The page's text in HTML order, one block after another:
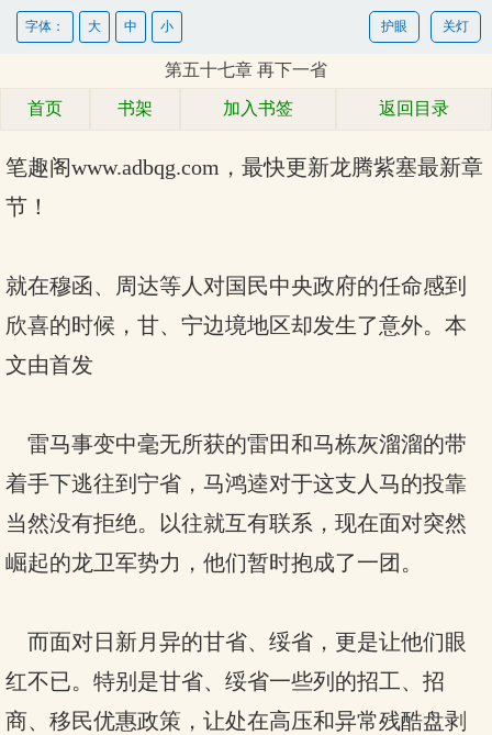
关灯
护眼
字体： 大 中 小
第五十七章 再下一省
首页 书架 加入书签 返回目录
笔趣阁www.adbqg.com，最快更新龙腾紫塞最新章
节！
就在穆函、周达等人对国民中央政府的任命感到
欣喜的时候，甘、宁边境地区却发生了意外。本
文由首发
雷马事变中毫无所获的雷田和马栋灰溜溜的带
着手下逃往到宁省，马鸿逵对于这支人马的投靠
当然没有拒绝。以往就互有联系，现在面对突然
崛起的龙卫军势力，他们暂时抱成了一团。
而面对日新月异的甘省、绥省，更是让他们眼
红不已。特别是甘省、绥省一些列的招工、招
商、移民优惠政策，让处在高压和异常残酷盘剥